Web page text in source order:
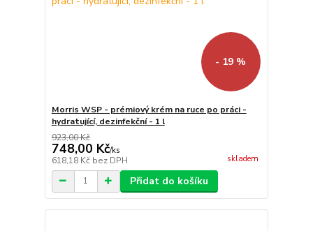
- 19 %
Morris WSP - prémiový krém na ruce po práci -
hydratující, dezinfekční - 1 l
923,00 Kč
748,00 Kč/ks
618,18 Kč bez DPH skladem
Přidat do košíku